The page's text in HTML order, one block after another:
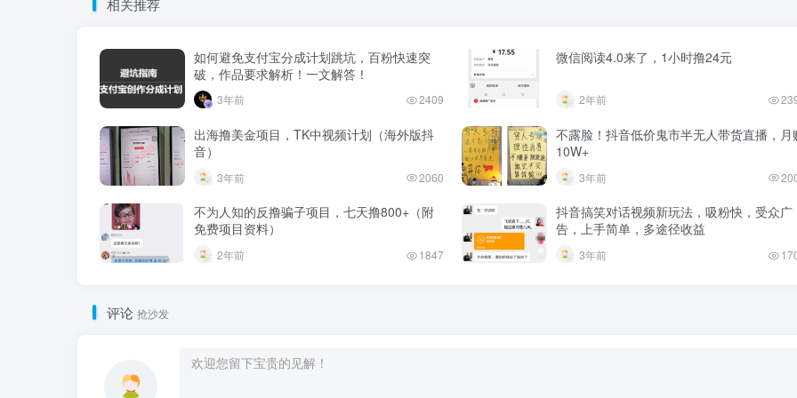
相关推荐
如何避免支付宝分成计划跳坑，百粉快速突
破，作品要求解析！一文解答！
3年前 2409
微信阅读4.0来了，1小时撸24元
2年前
出海撸美金项目，TK中视频计划（海外版抖
音）
3年前 2060
不露脸！抖音低价鬼市半无人带货直播，月
10W+
3年前
不为人知的反撸骗子项目，七天撸800+（附
免费项目资料）
2年前 1847
抖音搞笑对话视频新玩法，吸粉快，受众广
告，上手简单，多途径收益
3年前
评论 抢沙发